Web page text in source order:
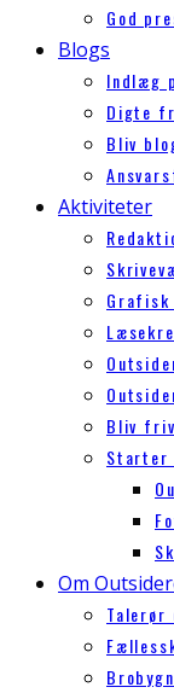
God
Blogs
Indlæg
Digte
Bliv
Aktiviteter
Bliv
Starter
Om